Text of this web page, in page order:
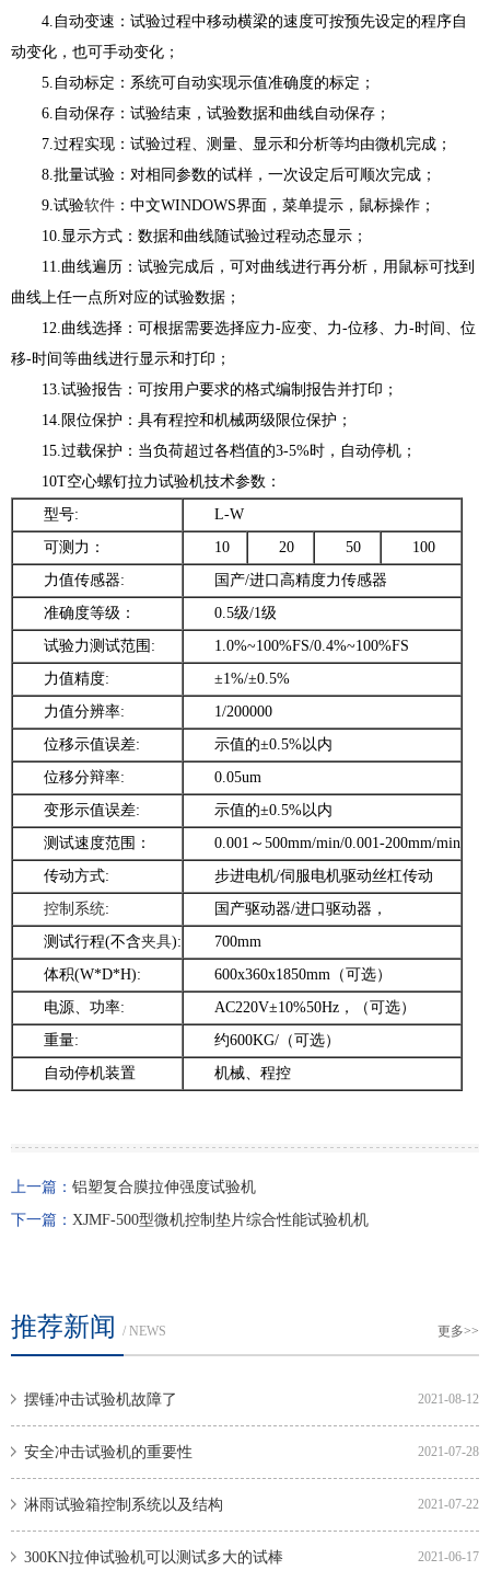
4.自动变速：试验过程中移动横梁的速度可按预先设定的程序自
动变化，也可手动变化；
5.自动标定：系统可自动实现示值准确度的标定；
6.自动保存：试验结束，试验数据和曲线自动保存；
7.过程实现：试验过程、测量、显示和分析等均由微机完成；
8.批量试验：对相同参数的试样，一次设定后可顺次完成；
9.试验软件 ：中文WINDOWS界面，菜单提示，鼠标操作；
10.显示方式：数据和曲线随试验过程动态显示；
11.曲线遍历：试验完成后，可对曲线进行再分析，用鼠标可找到
曲线上任一点所对应的试验数据；
12.曲线选择：可根据需要选择应力-应变、力-位移、力-时间、位
移-时间等曲线进行显示和打印；
13.试验报告：可按用户要求的格式编制报告并打印；
14.限位保护：具有程控和机械两级限位保护；
15.过载保护：当负荷超过各档值的3-5%时，自动停机；
10T空心螺钉拉力试验机技术参数：
型号:
L-W
可测力：
10 20 50
100
力值传感器:
国产/进口高精度力传感器
准确度等级：
0.5级/1级
试验力测试范围:
1.0%~100%FS/0.4%~100%FS
力值精度:
±1%/±0.5%
力值分辨率:
1/200000
位移示值误差:
示值的±0.5%以内
位移分辩率:
0.05um
变形示值误差:
示值的±0.5%以内
测试速度范围：
0.001～500mm/min/0.001-200mm/min
传动方式:
步进电机/伺服电机驱动丝杠传动
控制系统:
国产驱动器/进口驱动器，
测试行程(不含夹具):
700mm
体积(W*D*H):
600x360x1850mm（可选）
电源、功率:
AC220V±10%50Hz，（可选）
重量:
约600KG/（可选）
自动停机装置
机械、程控
上一篇： 铝塑复合膜拉伸强度试验机
下一篇： XJMF-500型微机控制垫片综合性能试验机机
推荐新闻 / NEWS 更多>>
2021-08-12
摆锤冲击试验机故障了
2021-07-28
安全冲击试验机的重要性
2021-07-22
淋雨试验箱控制系统以及结构
2021-06-17
300KN拉伸试验机可以测试多大的试棒